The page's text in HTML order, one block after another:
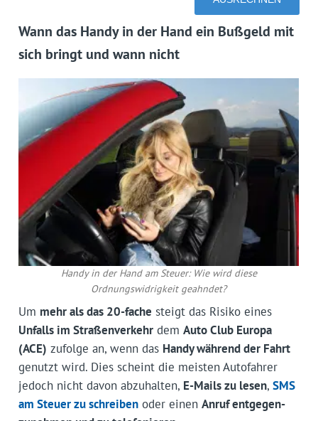
Wann das Handy in der Hand ein Bußgeld mit
sich bringt und wann nicht
Handy in der Hand am Steuer: Wie wird diese
Ordnungswidrigkeit geahndet?
Um mehr als das 20-fache steigt das Risiko eines
Unfalls im Straßenverkehrdem Auto Club Europa
(ACE) zufolge an, wenn das Handy während der Fahrt
genutzt wird. Dies scheint die meisten Autofahrer
jedoch nicht davon abzu­halten, E-Mails zu lesen, SMS
am Steuer zu schreibenoder einen Anruf entgegen­